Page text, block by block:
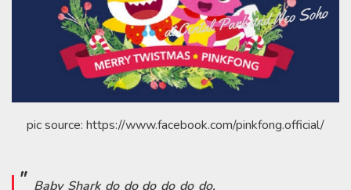
pic source: https://www.facebook.com/pinkfong.official/
Baby Shark do do do do do do,